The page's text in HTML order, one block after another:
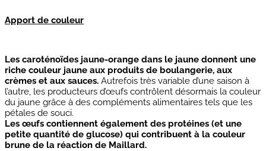
Apport de couleur
Les caroténoïdes jaune-orange dans le jaune donnent une
riche couleur jaune aux produits de boulangerie, aux
crèmes et aux sauces. Autrefois très variable d’une saison à
l’autre, les producteurs d’œufs contrôlent désormais la couleur
du jaune grâce à des compléments alimentaires tels que les
pétales de souci.
Les œufs contiennent également des protéines (et une
petite quantité de glucose) qui contribuent à la couleur
brune de la réaction de Maillard.